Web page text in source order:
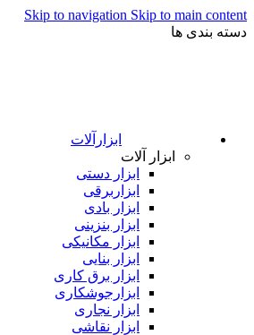
Skip to navigation Skip to main content
دسته بندی ها
ابزارآلات
ابزار آلات
ابزار دستی
ابزاربرقی
ابزار بادی
ابزار بنزینی
ابزار مکانیکی
ابزار بنایی
ابزار برق کاری
ابزارجوشکاری
ابزار نجاری
ابزار نقاشی